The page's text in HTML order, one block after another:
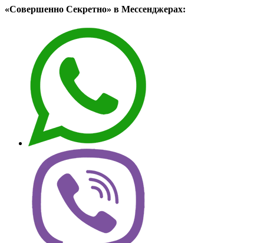
«Совершенно Секретно» в Мессенджерах: